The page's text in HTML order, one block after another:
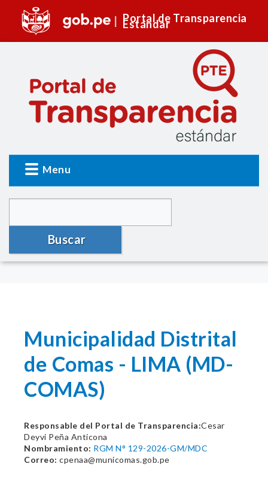
Portal de Transparencia
Estándar
Menu
Buscar
Municipalidad Distrital
de Comas - LIMA (MD-
COMAS)
Responsable del Portal de Transparencia:Cesar
Deyvi Peña Anticona
Nombramiento: RGM N° 129-2026-GM/MDC
Correo: cpenaa@municomas.gob.pe